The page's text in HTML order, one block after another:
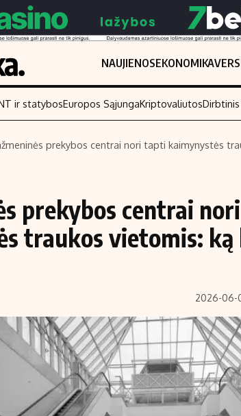
NAUJIENOSEKONOMIKA
Įmonės
Žemės ūkis
Akcijų
Saulės
Migracija
ir statybosEuropos SąjungaKriptovaliutos
prekybos centrai nori tapti kaimynystės
prekybos centrai
traukos vietomis: ką
2026-06-